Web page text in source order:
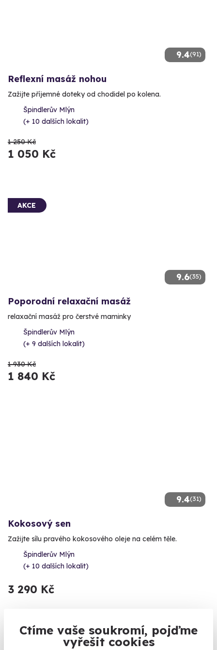
Ctíme vaše soukromí, pojďme
vyřešit cookies
9.4(91)
Reflexní masáž nohou
Zažijte příjemné doteky od chodidel po kolena.
Špindlerův Mlýn
(+ 10 dalších lokalit)
1 250 Kč
1 050 Kč
9.6(35)
AKCE
Poporodní relaxační masáž
relaxační masáž pro čerstvé maminky
Špindlerův Mlýn
(+ 9 dalších lokalit)
1 930 Kč
1 840 Kč
9.4(31)
Kokosový sen
Zažijte sílu pravého kokosového oleje na celém těle.
Špindlerův Mlýn
(+ 10 dalších lokalit)
3 290 Kč